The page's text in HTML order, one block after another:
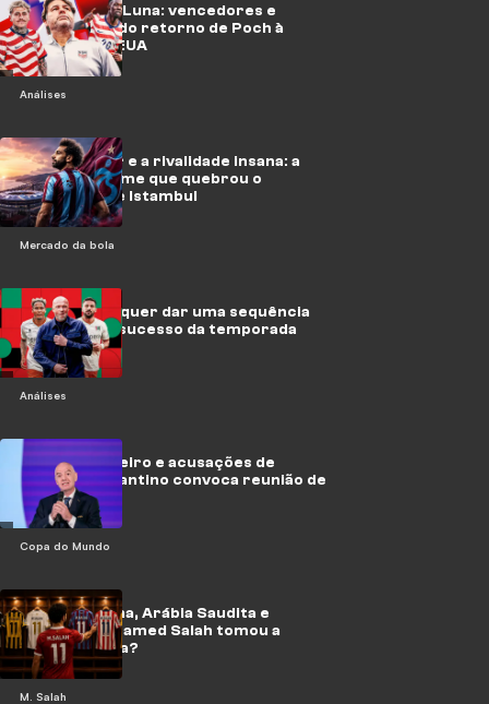
Análises
De Balogun a Luna: vencedores e
perdedores do retorno de Poch à
seleção dos EUA
Mercado da bola
Trabzonspor e a rivalidade insana: a
história do time que quebrou o
monopólio de Istambul
Análises
Assim o NEC quer dar uma sequência
brilhante ao sucesso da temporada
passada
Copa do Mundo
Falta de dinheiro e acusações de
extorsão: Infantino convoca reunião de
crise
M. Salah
Entre Espanha, Arábia Saudita e
Turquia: Mohamed Salah tomou a
decisão certa?